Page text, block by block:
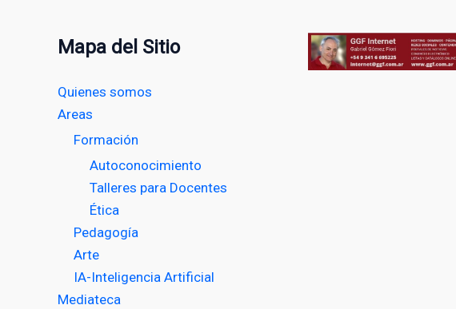
Mapa del Sitio
Quienes somos
Areas
Formación
Autoconocimiento
Talleres para Docentes
Ética
Pedagogía
Arte
IA-Inteligencia Artificial
Mediateca